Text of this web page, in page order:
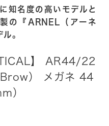
知名度の高いモデルと
の『ARNEL（アーネ
。
】 AR44/22
） メガネ 44
）